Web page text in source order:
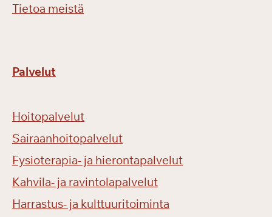
Tietoa meistä
Palvelut
Hoitopalvelut
Sairaanhoitopalvelut
Fysioterapia- ja hierontapalvelut
Kahvila- ja ravintolapalvelut
Harrastus- ja kulttuuritoiminta